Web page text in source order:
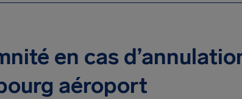
en cas
aéroport